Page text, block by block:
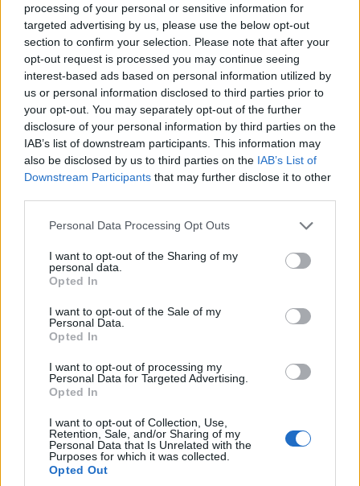
processing of your personal or sensitive information for
targeted advertising by us, please use the below opt-out
section to confirm your selection. Please note that after your
opt-out request is processed you may continue seeing
interest-based ads based on personal information utilized by
us or personal information disclosed to third parties prior to
your opt-out. You may separately opt-out of the further
disclosure of your personal information by third parties on the
IAB’s list of downstream participants. This information may
also be disclosed by us to third parties on the IAB’s List of
Downstream Participants that may further disclose it to other
Please note that this website/app uses one or more Google
not limited to your visit or usage behaviour. You may click to
grant or deny consent to Google and its third-party tags to
use your data for below specified purposes in below Google
consent section.
Personal Data Processing Opt Outs
I want to opt-out of the Sharing of my
personal data.
Opted In
I want to opt-out of the Sale of my
Personal Data.
Opted In
I want to opt-out of processing my
Personal Data for Targeted Advertising.
Opted In
I want to opt-out of Collection, Use,
Retention, Sale, and/or Sharing of my
Personal Data that Is Unrelated with the
Purposes for which it was collected.
Opted Out
szuperszámítógépet
Computerworld|2015 június 18. 08:00
A világ 308. legnagyobb szuperszámítógépét
leplezték le az egyetem Kassai úti részlegén.
Nemzeti Információs Fejlesztési Intézetének igazgatója
az átadón kiemelte: a szuper-számítástechnika a
felsőoktatásban nevet viselő projekt határidőre
elkészült, amivel Magyarország minden eddiginél
előkelőbb helyet foglal el a számítástechnika területén.
Gaál Istvánkancellári megbízott szerint a Debreceni
vált, s ez a szerepe a jövőben erősödni fog. A másfél
milliárd forintba kerülő beruházás elkészültéhez az
egyetem 100 millió forinttal járult hozzá.